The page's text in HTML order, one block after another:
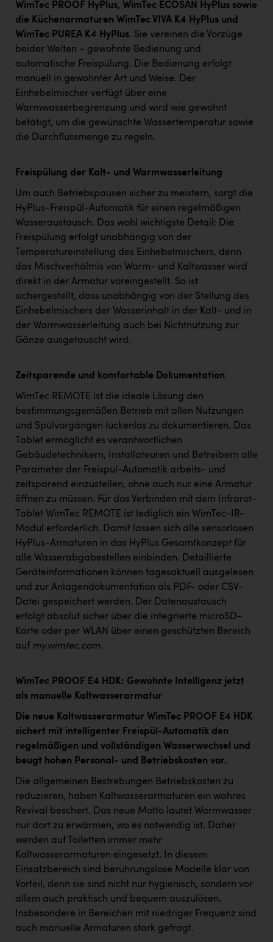
WimTec PROOF HyPlus, WimTec ECOSAN HyPlus sowie
die Küchenarmaturen WimTec VIVA K4 HyPlus und
WimTec PUREA K4 HyPlus. Sie vereinen die Vorzüge
beider Welten – gewohnte Bedienung und
automatische Freispülung. Die Bedienung erfolgt
manuell in gewohnter Art und Weise. Der
Einhebelmischer verfügt über eine
Warmwasserbegrenzung und wird wie gewohnt
betätigt, um die gewünschte Wassertemperatur sowie
die Durchflussmenge zu regeln.
Freispülung der Kalt- und Warmwasserleitung
Um auch Betriebspausen sicher zu meistern, sorgt die
HyPlus-Freispül-Automatik für einen regelmäßigen
Wasseraustausch. Das wohl wichtigste Detail: Die
Freispülung erfolgt unabhängig von der
Temperatureinstellung des Einhebelmischers, denn
das Mischverhältnis von Warm- und Kaltwasser wird
direkt in der Armatur voreingestellt. So ist
sichergestellt, dass unabhängig von der Stellung des
Einhebelmischers der Wasserinhalt in der Kalt- und in
der Warmwasserleitung auch bei Nichtnutzung zur
Gänze ausgetauscht wird.
Zeitsparende und komfortable Dokumentation
WimTec REMOTE ist die ideale Lösung den
bestimmungsgemäßen Betrieb mit allen Nutzungen
und Spülvorgängen lückenlos zu dokumentieren. Das
Tablet ermöglicht es verantwortlichen
Gebäudetechnikern, Installateuren und Betreibern alle
Parameter der Freispül-Automatik arbeits- und
zeitsparend einzustellen, ohne auch nur eine Armatur
öffnen zu müssen. Für das Verbinden mit dem Infrarot-
Tablet WimTec REMOTE ist lediglich ein WimTec-IR-
Modul erforderlich. Damit lassen sich alle sensorlosen
HyPlus-Armaturen in das HyPlus Gesamtkonzept für
alle Wasserabgabestellen einbinden. Detaillierte
Geräteinformationen können tagesaktuell ausgelesen
und zur Anlagendokumentation als PDF- oder CSV-
Datei gespeichert werden. Der Datenaustausch
erfolgt absolut sicher über die integrierte microSD-
Karte oder per WLAN über einen geschützten Bereich
auf my.wimtec.com.
WimTec PROOF E4 HDK: Gewohnte Intelligenz jetzt
als manuelle Kaltwasserarmatur
Die neue Kaltwasserarmatur WimTec PROOF E4 HDK
sichert mit intelligenter Freispül-Automatik den
regelmäßigen und vollständigen Wasserwechsel und
beugt hohen Personal- und Betriebskosten vor.
Die allgemeinen Bestrebungen Betriebskosten zu
reduzieren, haben Kaltwasserarmaturen ein wahres
Revival beschert. Das neue Motto lautet Warmwasser
nur dort zu erwärmen, wo es notwendig ist. Daher
werden auf Toiletten immer mehr
Kaltwasserarmaturen eingesetzt. In diesem
Einsatzbereich sind berührungslose Modelle klar von
Vorteil, denn sie sind nicht nur hygienisch, sondern vor
allem auch praktisch und bequem auszulösen.
Insbesondere in Bereichen mit niedriger Frequenz sind
auch manuelle Armaturen stark gefragt.